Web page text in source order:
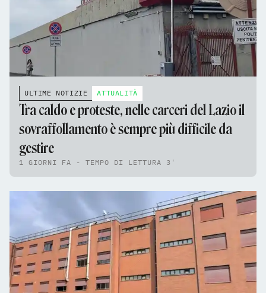
ULTIME NOTIZIE ATTUALITÀ
Tra caldo e proteste, nelle carceri del Lazio il
sovraffollamento è sempre più difficile da
gestire
1 GIORNI FA - TEMPO DI LETTURA 3'